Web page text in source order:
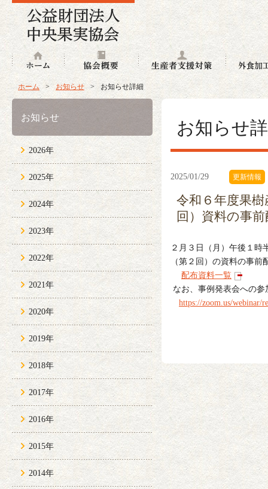
ホーム > お知らせ > お知らせ詳細
お知らせ
2026年
2025年
2024年
2023年
2022年
2021年
2020年
2019年
2018年
2017年
2016年
2015年
2014年
お知らせ
2025/01/29 更新情報
令和６年度果
回）資料の事
２月３日（月）午後１時
（第２回）の資料の事前
配布資料一覧
なお、事例発表会への
https://zoom.us/webinar/